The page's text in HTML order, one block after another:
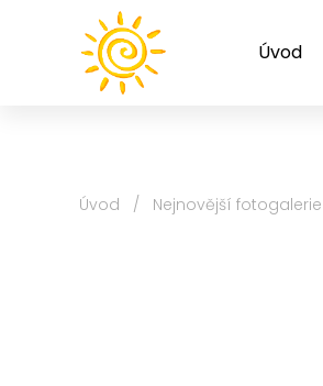
Úvod
Úvod / Nejnovější fotogalerie